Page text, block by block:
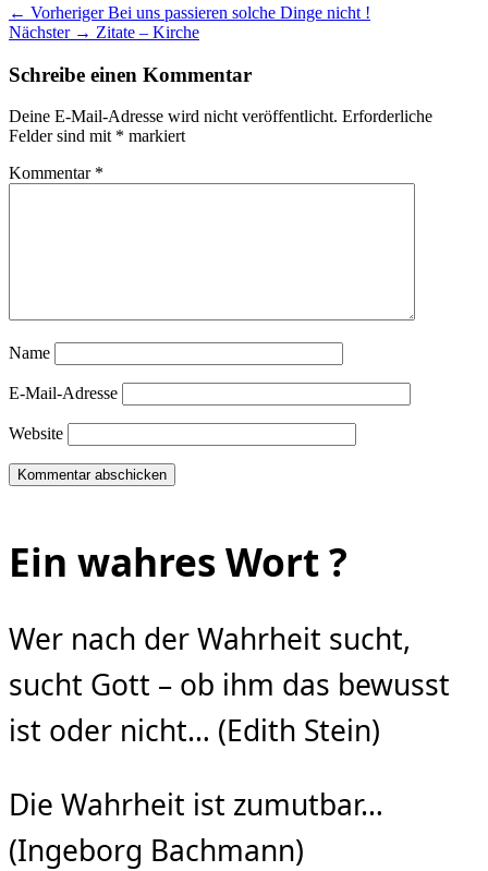
Beitragsnavigation
← Vorheriger Vorheriger
Beitrag:
Bei uns passieren solche Dinge nicht !
Nächster → Nächster
Zitate – Kirche
Schreibe einen Kommentar
Deine E-Mail-Adresse wird nicht veröffentlicht. Erforderliche
Felder sind mit * markiert
Kommentar *
Name
E-Mail-Adresse
Website
Ein wahres Wort ?
Wer nach der Wahrheit sucht,
sucht Gott – ob ihm das bewusst
ist oder nicht… (Edith Stein)
Die Wahrheit ist zumutbar…
(Ingeborg Bachmann)